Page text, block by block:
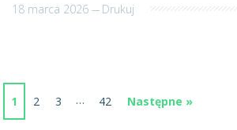
18 marca 2026--- Drukuj
1 2 3 … 42 Następne »